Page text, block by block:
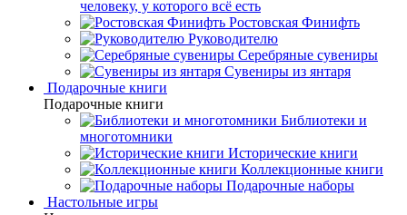
человеку, у которого всё есть
Ростовская Финифть
Руководителю
Серебряные сувениры
Сувениры из янтаря
Подарочные книги
Подарочные книги
Библиотеки и
многотомники
Исторические книги
Коллекционные книги
Подарочные наборы
Настольные игры